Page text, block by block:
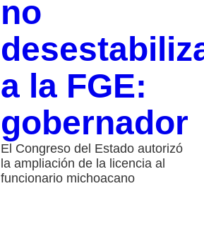
no
a la FGE:
gobernador
El Congreso del Estado autorizó
la ampliación de la licencia al
funcionario michoacano